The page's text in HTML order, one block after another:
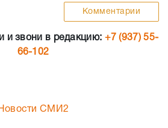
Комментарии
и звони в редакцию: +7 (937) 55-
66-102
СМИ2